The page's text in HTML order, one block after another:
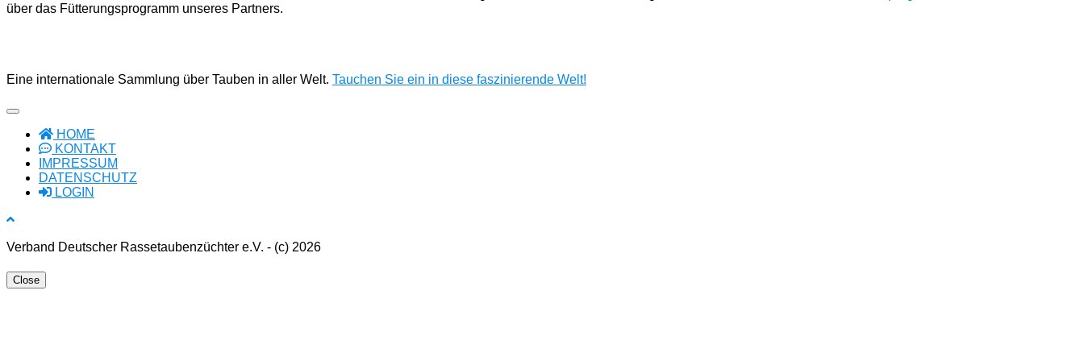
über das Fütterungsprogramm unseres Partners.
Eine internationale Sammlung über Tauben in aller Welt. Tauchen Sie ein in diese faszinierende Welt!
HOME
KONTAKT
IMPRESSUM
DATENSCHUTZ
LOGIN
Verband Deutscher Rassetaubenzüchter e.V. - (c) 2026
Close